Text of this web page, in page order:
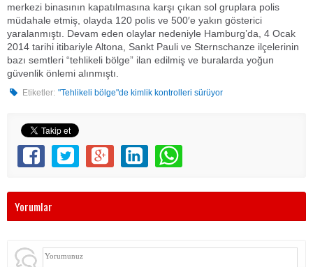
merkezi binasının kapatılmasına karşı çıkan sol gruplara polis
müdahale etmiş, olayda 120 polis ve 500′e yakın gösterici
yaralanmıştı. Devam eden olaylar nedeniyle Hamburg’da, 4 Ocak
2014 tarihi itibariyle Altona, Sankt Pauli ve Sternschanze ilçelerinin
bazı semtleri “tehlikeli bölge” ilan edilmiş ve buralarda yoğun
güvenlik önlemi alınmıştı.
Etiketler: "Tehlikeli bölge"de kimlik kontrolleri sürüyor
Yorumlar